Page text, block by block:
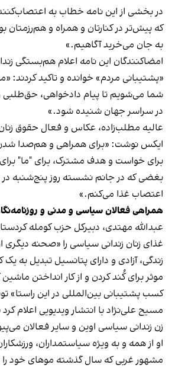
در بخشی از این نامه خطاب به
که پیش‌تر در کنارتان و همراه و هم‌رزمتان
به جان می‌خرید آگاهیم.»
امضاکنندگان این نامه اعلام هم‌بستگی
«پشتیبانی مردم» خوانده و تاکید کردند:
شما می‌شویم تا پیام دادخواهی، حق‌طلبی
در سراسر جهان شنیده شود.»
عالیه مطلب‌زاده، عکاس و فعال حقوق
ایکس نوشت: «برای همراهی و هم‌صدا شدن
برای خواست و هدف مشترک، برای "ما" برای
بغضی که در جانم نشسته روز پنج‌شنبه در
اعتصاب غذا می‌کنم.»
همراهی فعالان سیاسی و مدنی و
عبدالله مهتدی، دبیرکل حزب کومله
غذای زنان زندانی سیاسی را «صحنه دیگری
زندگی، آزادی و دارای پتانسیل تبدیل به
موثر برای کُند کردن و از کار انداختن ماشین
کسب پشتیبانی بین‌المللی در این راستا»
مسیح علی‌نژاد با انتشار ویدیویی اعلام کرد
زن زندانی سیاسی اوین و سایر فعالان
او از همه و به ویژه سیاستمداران،
مشهور غربی که سال گذشته موهای خود